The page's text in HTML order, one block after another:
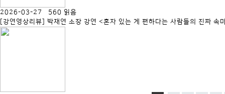
2026-03-27 560 읽음
[강연영상리뷰] 박재연 소장 강연 <혼자 있는 게 편하다는 사람들의 진짜 속